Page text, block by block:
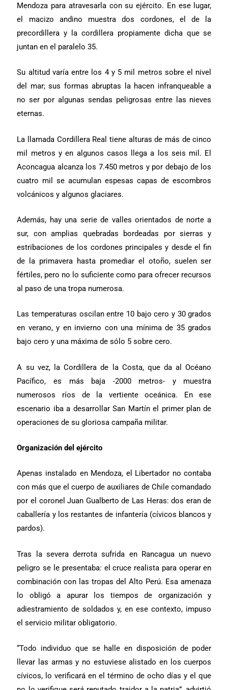
Mendoza para atravesarla con su ejército. En ese lugar,
el macizo andino muestra dos cordones, el de la
precordillera y la cordillera propiamente dicha que se
juntan en el paralelo 35.
Su altitud varía entre los 4 y 5 mil metros sobre el nivel
del mar; sus formas abruptas la hacen infranqueable a
no ser por algunas sendas peligrosas entre las nieves
eternas.
La llamada Cordillera Real tiene alturas de más de cinco
mil metros y en algunos casos llega a los seis mil. El
Aconcagua alcanza los 7.450 metros y por debajo de los
cuatro mil se acumulan espesas capas de escombros
volcánicos y algunos glaciares.
Además, hay una serie de valles orientados de norte a
sur, con amplias quebradas bordeadas por sierras y
estribaciones de los cordones principales y desde el fin
de la primavera hasta promediar el otoño, suelen ser
fértiles, pero no lo suficiente como para ofrecer recursos
al paso de una tropa numerosa.
Las temperaturas oscilan entre 10 bajo cero y 30 grados
en verano, y en invierno con una mínima de 35 grados
bajo cero y una máxima de sólo 5 sobre cero.
A su vez, la Cordillera de la Costa, que da al Océano
Pacífico, es más baja -2000 metros- y muestra
numerosos ríos de la vertiente oceánica. En ese
escenario iba a desarrollar San Martín el primer plan de
operaciones de su gloriosa campaña militar.
Organización del ejército
Apenas instalado en Mendoza, el Libertador no contaba
con más que el cuerpo de auxiliares de Chile comandado
por el coronel Juan Gualberto de Las Heras: dos eran de
caballería y los restantes de infantería (cívicos blancos y
pardos).
Tras la severa derrota sufrida en Rancagua un nuevo
peligro se le presentaba: el cruce realista para operar en
combinación con las tropas del Alto Perú. Esa amenaza
lo obligó a apurar los tiempos de organización y
adiestramiento de soldados y, en ese contexto, impuso
el servicio militar obligatorio.
“Todo individuo que se halle en disposición de poder
llevar las armas y no estuviese alistado en los cuerpos
cívicos, lo verificará en el término de ocho días y el que